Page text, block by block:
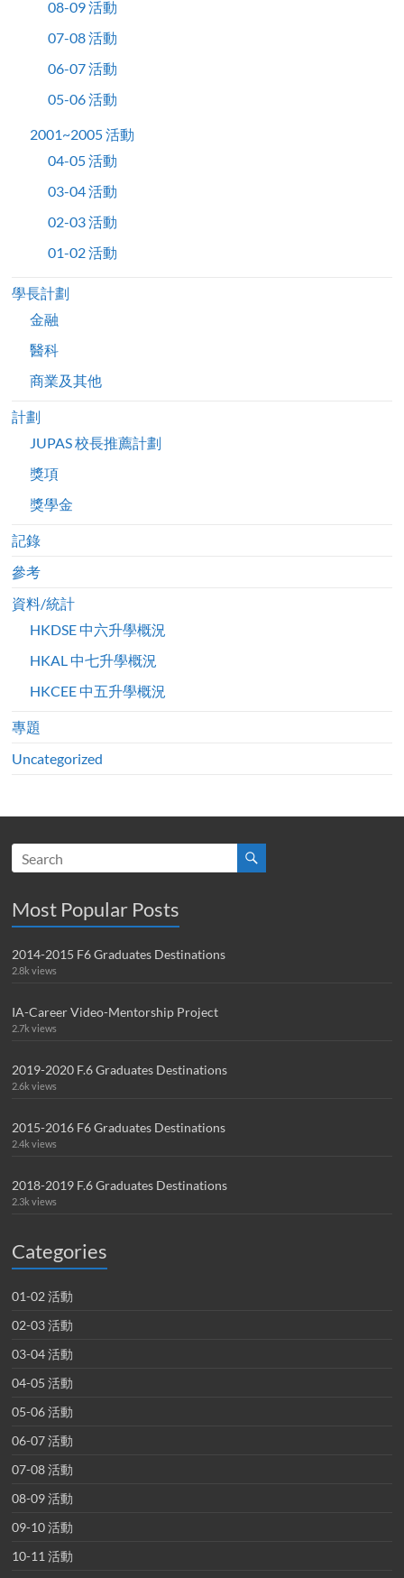
08-09 活動
07-08 活動
06-07 活動
05-06 活動
2001~2005 活動
04-05 活動
03-04 活動
02-03 活動
01-02 活動
學長計劃
金融
醫科
商業及其他
計劃
JUPAS 校長推薦計劃
獎項
獎學金
記錄
參考
資料/統計
HKDSE 中六升學概況
HKAL 中七升學概況
HKCEE 中五升學概況
專題
Uncategorized
Most Popular Posts
2014-2015 F6 Graduates Destinations
2.8k views
IA-Career Video-Mentorship Project
2.7k views
2019-2020 F.6 Graduates Destinations
2.6k views
2015-2016 F6 Graduates Destinations
2.4k views
2018-2019 F.6 Graduates Destinations
2.3k views
Categories
01-02 活動
02-03 活動
03-04 活動
04-05 活動
05-06 活動
06-07 活動
07-08 活動
08-09 活動
09-10 活動
10-11 活動